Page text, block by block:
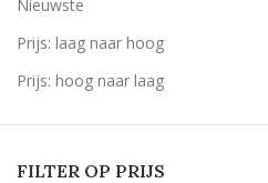
Nieuwste
Prijs: laag naar hoog
Prijs: hoog naar laag
FILTER OP PRIJS